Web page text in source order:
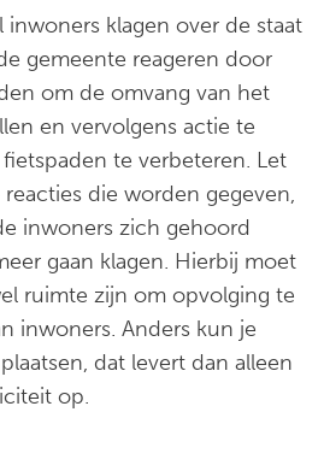
inwoners klagen over de staat
gemeente reageren door
om de omvang van het
en vervolgens actie te
te verbeteren. Let
die worden gegeven,
inwoners zich gehoord
gaan klagen. Hierbij moet
ruimte zijn om opvolging te
inwoners. Anders kun je
dat levert dan alleen
op.